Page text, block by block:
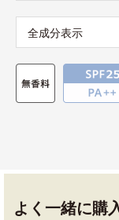
全成分表示
よく一緒に購